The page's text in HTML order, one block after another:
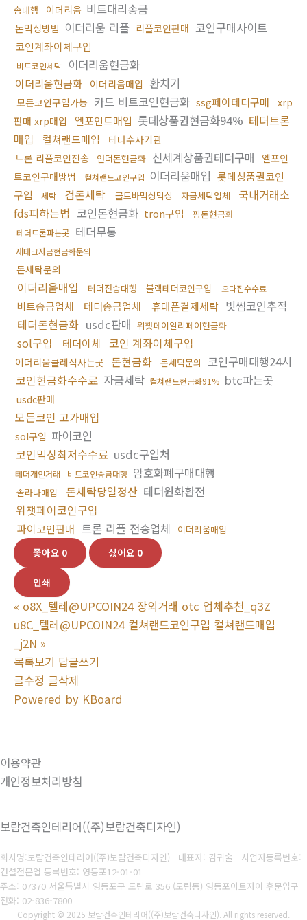
송대행
이더리움 비트대리송금
돈믹싱방법 이더리움 리플 리플코인판매 코인구매사이트
코인계좌이체구입
비트코인세탁 이더리움현금화
이더리움현금화 이더리움매입 환치기
모든코인구입가능 카드 비트코인현금화 ssg페이테더구매
xrp
판매 xrp매입
엘포인트매입 롯데상품권현금화94% 테더트론
매입
컬쳐랜드매입
테더수사기관
트론 리플코인전송
언더돈현금화 신세계상품권테더구매
엘포인
트코인구매방법
컬쳐랜드코인구입 이더리움매입 롯데상품권코인
구입
세탁 검돈세탁 골드바믹싱믹싱 자금세탁업체
국내거래소
fds피하는법 코인돈현금화 tron구입 핑돈현금화
테더트론파는곳 테더무통
재테크자금현금화문의
돈세탁문의
이더리움매입 테더전송대행 블랙테더코인구입 오다집수수료
비트송금업체 테더송금업체 휴대폰결제세탁 빗썸코인추적
테더돈현금화 usdc판매 위챗페이알리페이현금화
sol구입 테더이체 코인 계좌이체구입
이더리움클레식사는곳 돈현금화 돈세탁문의 코인구매대행24시
코인현금화수수료 자금세탁 컬쳐랜드현금화91% btc파는곳
usdc판매
모든코인 고가매입
sol구입 파이코인
코인믹싱최저수수료 usdc구입처
테더개인거래 비트코인송금대행 암호화폐구매대행
솔라나매입 돈세탁당일정산 테더원화환전
위챗페이코인구입
파이코인판매 트론 리플 전송업체 이더리움매입
좋아요 0 싫어요 0
인쇄
« o8X_텔레@UPCOIN24 장외거래 otc 업체추천_q3Z
u8C_텔레@UPCOIN24 컬쳐랜드코인구입 컬쳐랜드매입
_j2N »
목록보기 답글쓰기
글수정 글삭제
Powered by KBoard
이용약관
개인정보처리방침
보람건축인테리어((주)보람건축디자인)
회사명:보람건축인테리어((주)보람건축디자인) 대표자: 김귀술 사업자등록번호:
건설전문업 등록번호: 영등포12-01-01
주소: 07370 서울특별시 영등포구 도림로 356 (도림동) 영등포아트자이 후문입구
전화: 02-836-7800
Copyright © 2025 보람건축인테리어((주)보람건축디자인). All rights reserved.